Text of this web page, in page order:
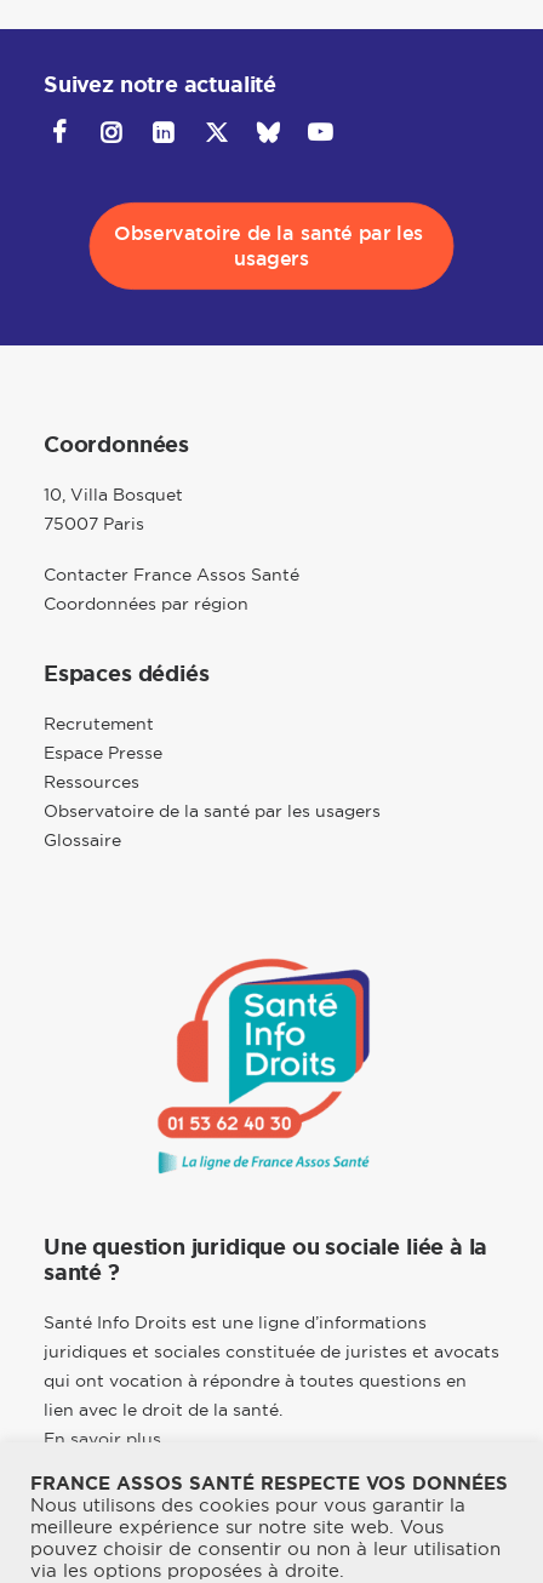
Suivez notre actualité
Observatoire de la santé par les
usagers
Coordonnées
10, Villa Bosquet
75007 Paris
Contacter France Assos Santé
Coordonnées par région
Espaces dédiés
Recrutement
Espace Presse
Ressources
Observatoire de la santé par les usagers
Glossaire
Une question juridique ou sociale liée à la
santé ?
Santé Info Droits est une ligne d’informations
juridiques et sociales constituée de juristes et avocats
qui ont vocation à répondre à toutes questions en
lien avec le droit de la santé.
En savoir plus
© 2026 France Assos Santé. | Tous droits réservés.
FRANCE ASSOS SANTÉ RESPECTE VOS DONNÉES
Nous utilisons des cookies pour vous garantir la
meilleure expérience sur notre site web. Vous
pouvez choisir de consentir ou non à leur utilisation
via les options proposées à droite.